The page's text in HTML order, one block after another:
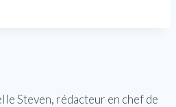
Steven, rédacteur en chef de